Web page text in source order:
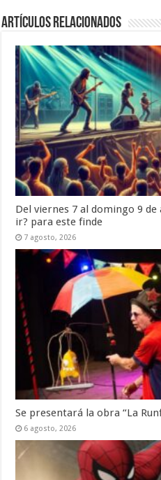
Artículos Relacionados
Del viernes 7 al domingo 9 de
ir? para este finde
7 agosto, 2026
Se presentará la obra “La
6 agosto, 2026